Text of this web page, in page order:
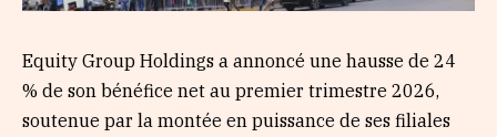
Equity Group Holdings a annoncé une hausse de 24
% de son bénéfice net au premier trimestre 2026,
soutenue par la montée en puissance de ses filiales